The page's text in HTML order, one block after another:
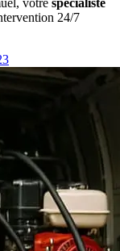
votre spécialiste
24/7